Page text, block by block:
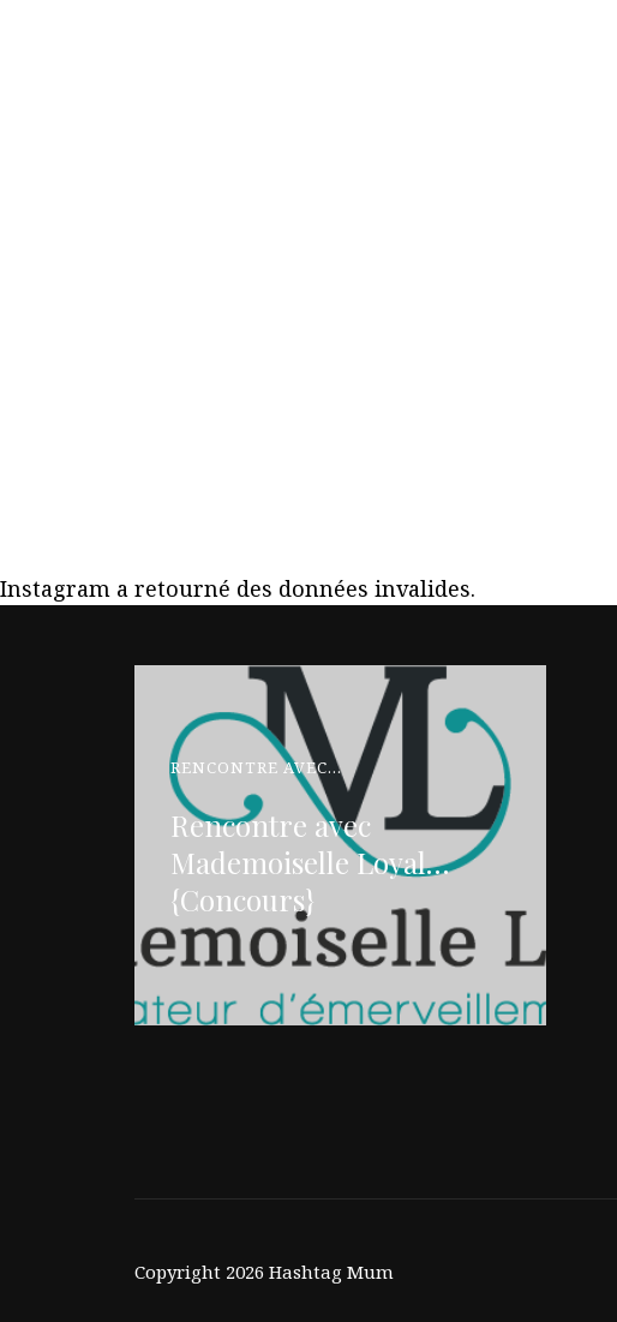
Instagram a retourné des données invalides.
RENCONTRE AVEC...
Rencontre avec
Mademoiselle Loyal…
{Concours}
Copyright 2026 Hashtag Mum